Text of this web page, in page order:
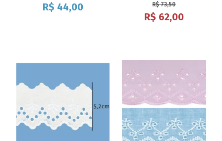
R$ 44,00 R$ 73,50
R$ 62,00